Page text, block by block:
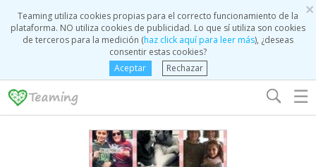
×
Teaming utiliza cookies propias para el correcto funcionamiento de la
plataforma. NO utiliza cookies de publicidad. Lo que sí utiliza son cookies
de terceros para la medición (haz click aquí para leer más), ¿deseas
consentir estas cookies?
Aceptar
Rechazar
☰